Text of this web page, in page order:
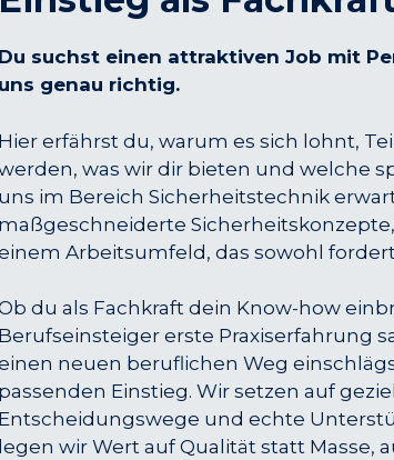
Du suchst einen attraktiven Job mit
uns genau richtig.
Hier erfährst du, warum es sich lohnt,
was wir dir bieten und welche
uns im Bereich Sicherheitstechnik
maßgeschneiderte
Arbeitsumfeld, das sowohl
du als Fachkraft dein Know-how
Berufseinsteiger erste Praxiserfahrung
neuen beruflichen Weg
passenden Einstieg. Wir setzen auf
Entscheidungswege und echte
legen wir Wert auf Qualität statt Masse,